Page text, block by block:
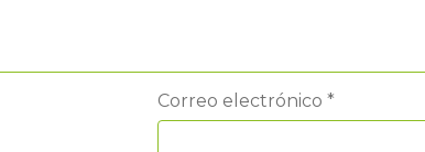
Correo electrónico*